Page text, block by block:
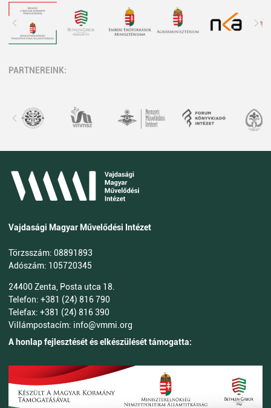
PARTNEREINK:
Vajdasági Magyar Művelődési Intézet
Törzsszám: 08891893
Adószám: 105720345
24400 Zenta, Posta utca 18.
Telefon: +381 (24) 816 790
Telefax: +381 (24) 816 390
Villámpostacím: info@vmmi.org
A honlap fejlesztését és elkészülését támogatta: